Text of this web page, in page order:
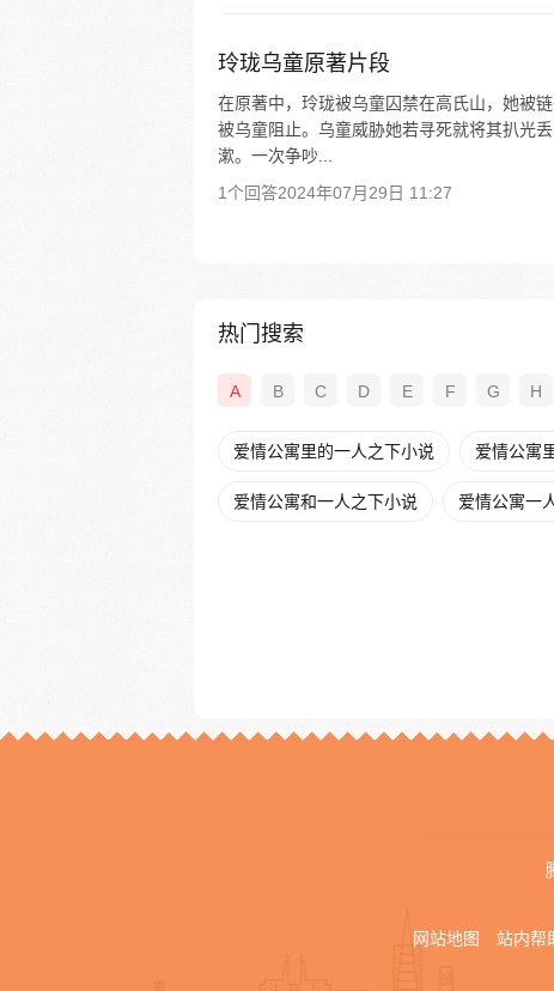
玲珑乌童原著片段
在原著中，玲珑被乌童囚禁在高氏山，她被
被乌童阻止。乌童威胁她若寻死就将其扒光
漱。一次争吵...
1个回答2024年07月29日 11:27
热门搜索
A B C D E F G H
爱情公寓里的一人之下小说 爱情公寓
爱情公寓和一人之下小说 爱情公寓一
网站地图 站内帮